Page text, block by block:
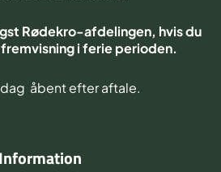
Rødekro-afdelingen, hvis du
i ferie perioden.
åbent efter aftale.
Information